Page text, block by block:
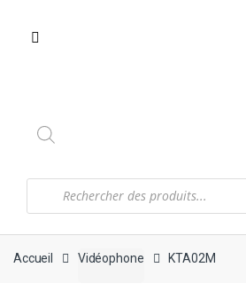
produits
Accueil Vidéophone KTA02M